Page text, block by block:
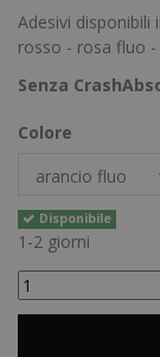
Adesivi disponibili
rosso - rosa fluo
Senza
Colore
Disponibile
1-2 giorni